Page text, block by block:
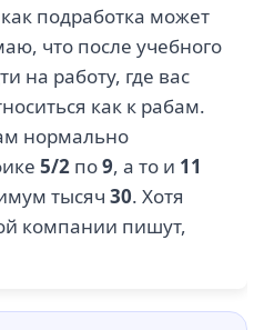
подработка может
что после учебного
на работу, где вас
как к рабам.
нормально
5/2 по9, а то и 11
тысяч 30. Хотя
компании пишут,